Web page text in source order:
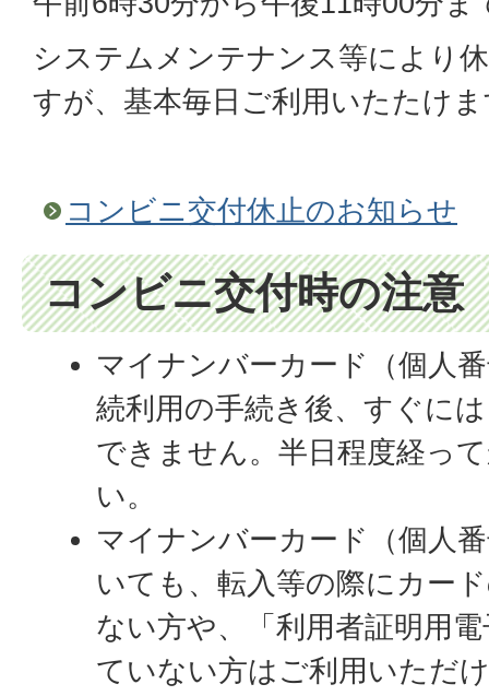
システムメンテナンス等により
すが、基本毎日ご利用いたたけ
コンビニ交付休止のお知らせ
コンビニ交付時の注意
マイナンバーカード（個人
続利用の手続き後、すぐに
できません。半日程度経っ
い。
マイナンバーカード（個人
いても、転入等の際にカー
ない方や、「利用者証明用
ていない方はご利用いただ